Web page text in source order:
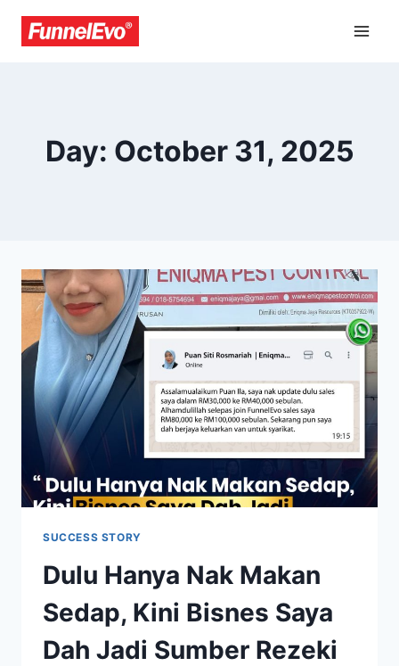
Day: October 31, 2025
SUCCESS STORY
Dulu Hanya Nak Makan
Sedap, Kini Bisnes Saya
Dah Jadi Sumber Rezeki